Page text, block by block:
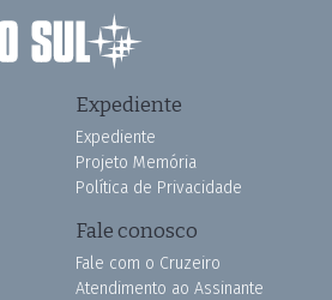
Expediente
Expediente
Projeto Memória
Política de Privacidade
Fale conosco
Fale com o Cruzeiro
Atendimento ao Assinante